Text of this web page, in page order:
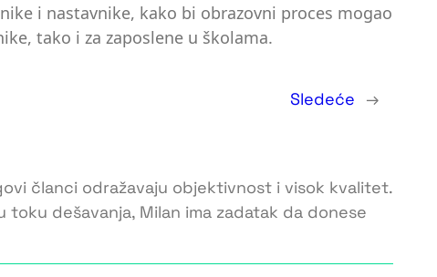
i nastavnike, kako bi obrazovni proces mogao
tako i za zaposlene u školama.
Sledeće →
članci odražavaju objektivnost i visok kvalitet.
dešavanja, Milan ima zadatak da donese